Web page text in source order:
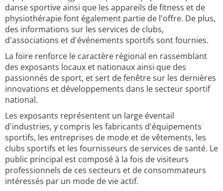
danse sportive ainsi que les appareils de fitness et de
physiothérapie font également partie de l'offre. De plus,
des informations sur les services de clubs,
d'associations et d'événements sportifs sont fournies.
La foire renforce le caractère régional en rassemblant
des exposants locaux et nationaux ainsi que des
passionnés de sport, et sert de fenêtre sur les dernières
innovations et développements dans le secteur sportif
national.
Les exposants représentent un large éventail
d'industries, y compris les fabricants d'équipements
sportifs, les entreprises de mode et de vêtements, les
clubs sportifs et les fournisseurs de services de santé. Le
public principal est composé à la fois de visiteurs
professionnels de ces secteurs et de consommateurs
intéressés par un mode de vie actif.